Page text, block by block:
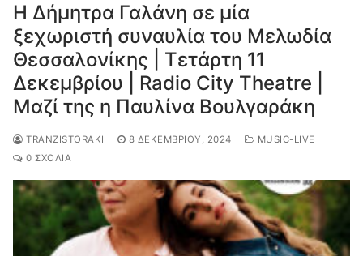
Η Δήμητρα Γαλάνη σε μία
ξεχωριστή συναυλία του Μελωδία
Θεσσαλονίκης | Τετάρτη 11
Δεκεμβρίου | Radio City Theatre |
Μαζί της η Παυλίνα Βουλγαράκη
TRANZISTORAKI 8 ΔΕΚΕΜΒΡΊΟΥ, 2024
MUSIC-LIVE
0 ΣΧΌΛΙΑ